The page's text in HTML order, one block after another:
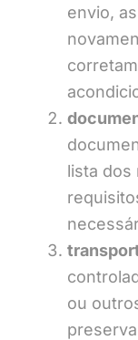
envio,
lista dos
ou